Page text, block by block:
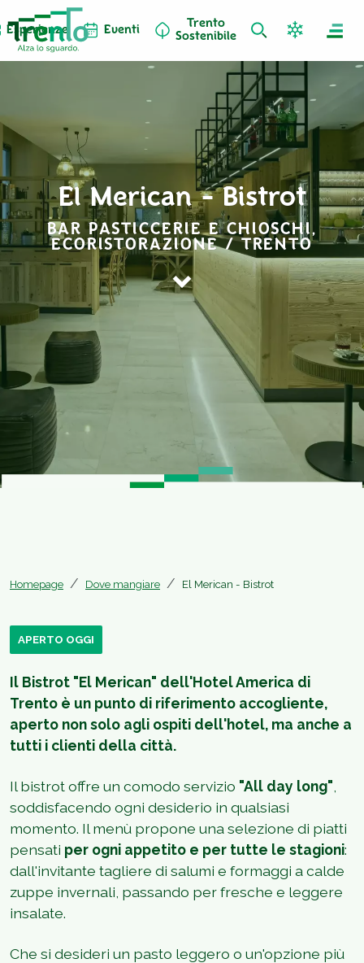
Esperienze Eventi
Trento
Sostenibile
El Merican - Bistrot
BAR PASTICCERIE E CHIOSCHI,
ECORISTORAZIONE / TRENTO
Homepage Dove mangiare El Merican - Bistrot
APERTO OGGI
Il Bistrot "El Merican" dell'Hotel America di
Trento è un punto di riferimento accogliente,
aperto non solo agli ospiti dell'hotel, ma anche a
tutti i clienti della città.
Il bistrot offre un comodo servizio "All day long"
soddisfacendo ogni desiderio in qualsiasi
momento. Il menù propone una selezione di piatti
pensati per ogni appetito e per tutte le stagioni:
dall'invitante tagliere di salumi e formaggi a calde
zuppe invernali, passando per fresche e leggere
insalate.
Che si desideri un pasto leggero o un'opzione più